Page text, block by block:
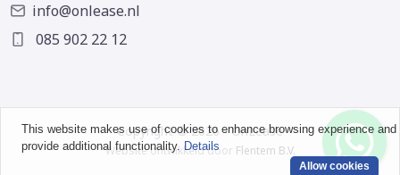
info@onlease.nl
085 902 22 12
Copyright © 2026 - OnLease
Website ontwikkeld door Flentem B.V.
This website makes use of cookies to enhance browsing experience and
provide additional functionality. Details
Allow cookies